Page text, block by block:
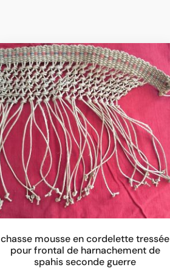
chasse mousse en cordelette tressée
pour frontal de harnachement de
spahis seconde guerre